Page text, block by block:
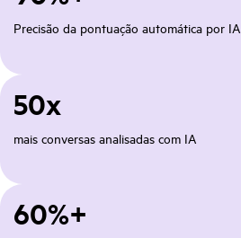
60%+
50x
mais conversas analisadas com IA
Precisão da pontuação automática por IA